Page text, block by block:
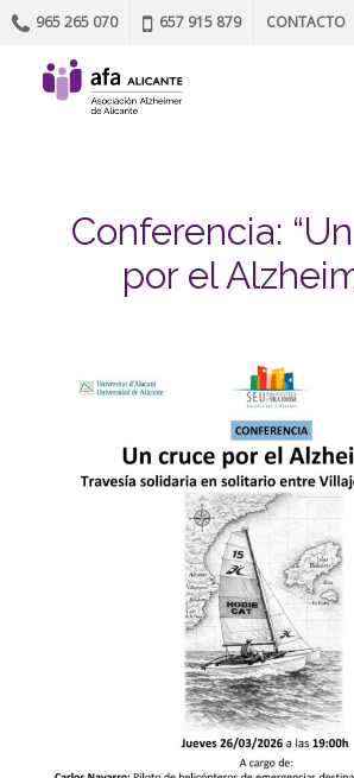
965 265 070 657 915 879 CONTACTO
Conferencia:
por el